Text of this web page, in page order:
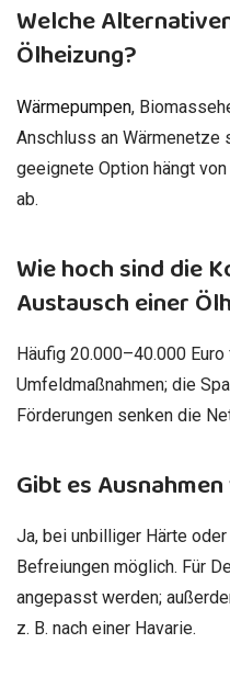
Welche
Ölheizung?
Wärmepumpen,
Anschluss an Wärmenetze
geeignete Option hängt
ab.
Wie hoch sind die
Austausch einer
Häufig 20.000–40.000
Umfeldmaßnahmen; die
Förderungen senken die
Gibt es
Ja, bei unbilliger Härte
Befreiungen möglich. Für
angepasst werden;
z. B. nach einer Havarie.